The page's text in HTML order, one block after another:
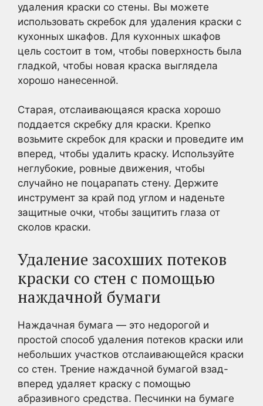
удаления краски со стены. Вы можете
использовать скребок для удаления краски с
кухонных шкафов. Для кухонных шкафов
цель состоит в том, чтобы поверхность была
гладкой, чтобы новая краска выглядела
хорошо нанесенной.
Старая, отслаивающаяся краска хорошо
поддается скребку для краски. Крепко
возьмите скребок для краски и проведите им
вперед, чтобы удалить краску. Используйте
неглубокие, ровные движения, чтобы
случайно не поцарапать стену. Держите
инструмент за край под углом и наденьте
защитные очки, чтобы защитить глаза от
сколов краски.
Удаление засохших потеков
краски со стен с помощью
наждачной бумаги
Наждачная бумага — это недорогой и
простой способ удаления потеков краски или
небольших участков отслаивающейся краски
со стен. Трение наждачной бумагой взад-
вперед удаляет краску с помощью
абразивного средства. Песчинки на бумаге